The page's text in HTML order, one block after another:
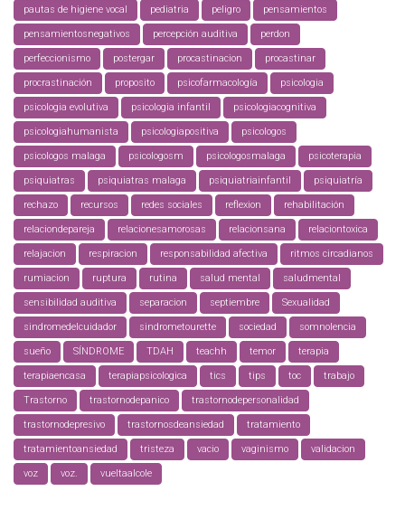
pautas de higiene vocal pediatria peligro pensamientos
pensamientosnegativos percepción auditiva perdon
perfeccionismo postergar procastinacion procastinar
procrastinación proposito psicofarmacología psicologia
psicologia evolutiva psicologia infantil psicologiacognitiva
psicologiahumanista psicologiapositiva psicologos
psicologos malaga psicologosm psicologosmalaga psicoterapia
psiquiatras psiquiatras malaga psiquiatriainfantil psiquiatría
rechazo recursos redes sociales reflexion rehabilitación
relaciondepareja relacionesamorosas relacionsana relaciontoxica
relajacion respiracion responsabilidad afectiva ritmos circadianos
rumiacion ruptura rutina salud mental saludmental
sensibilidad auditiva separacion septiembre Sexualidad
sindromedelcuidador sindrometourette sociedad somnolencia
sueño SÍNDROME TDAH teachh temor terapia
terapiaencasa terapiapsicologica tics tips toc trabajo
Trastorno trastornodepanico trastornodepersonalidad
trastornodepresivo trastornosdeansiedad tratamiento
tratamientoansiedad tristeza vacio vaginismo validacion
voz voz. vueltaalcole